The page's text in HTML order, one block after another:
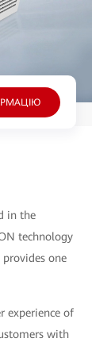
in the
technology
one
experience of
with